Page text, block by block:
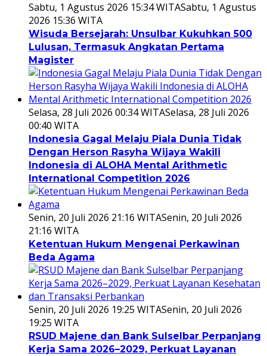
Sabtu, 1 Agustus 2026 15:34 WITASabtu, 1 Agustus
2026 15:36 WITA
Wisuda Bersejarah: Unsulbar Kukuhkan 500
Lulusan, Termasuk Angkatan Pertama
Magister
Selasa, 28 Juli 2026 00:34 WITASelasa, 28 Juli 2026
00:40 WITA
Indonesia Gagal Melaju Piala Dunia Tidak
Dengan Herson Rasyha Wijaya Wakili
Indonesia di ALOHA Mental Arithmetic
International Competition 2026
Senin, 20 Juli 2026 21:16 WITASenin, 20 Juli 2026
21:16 WITA
Ketentuan Hukum Mengenai Perkawinan
Beda Agama
Senin, 20 Juli 2026 19:25 WITASenin, 20 Juli 2026
19:25 WITA
RSUD Majene dan Bank Sulselbar Perpanjang
Kerja Sama 2026–2029, Perkuat Layanan